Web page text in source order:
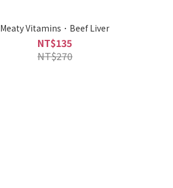
Meaty Vitamins．Beef Liver
NT$135
NT$270